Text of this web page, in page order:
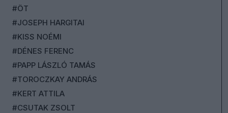
#ÖT
#JOSEPH HARGITAI
#KISS NOÉMI
#DÉNES FERENC
#PAPP LÁSZLÓ TAMÁS
#TOROCZKAY ANDRÁS
#KERT ATTILA
#CSUTAK ZSOLT